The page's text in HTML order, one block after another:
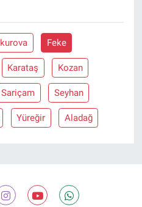
Feke
Karataş Kozan
Sariçam Seyhan
Yüreğir Aladağ